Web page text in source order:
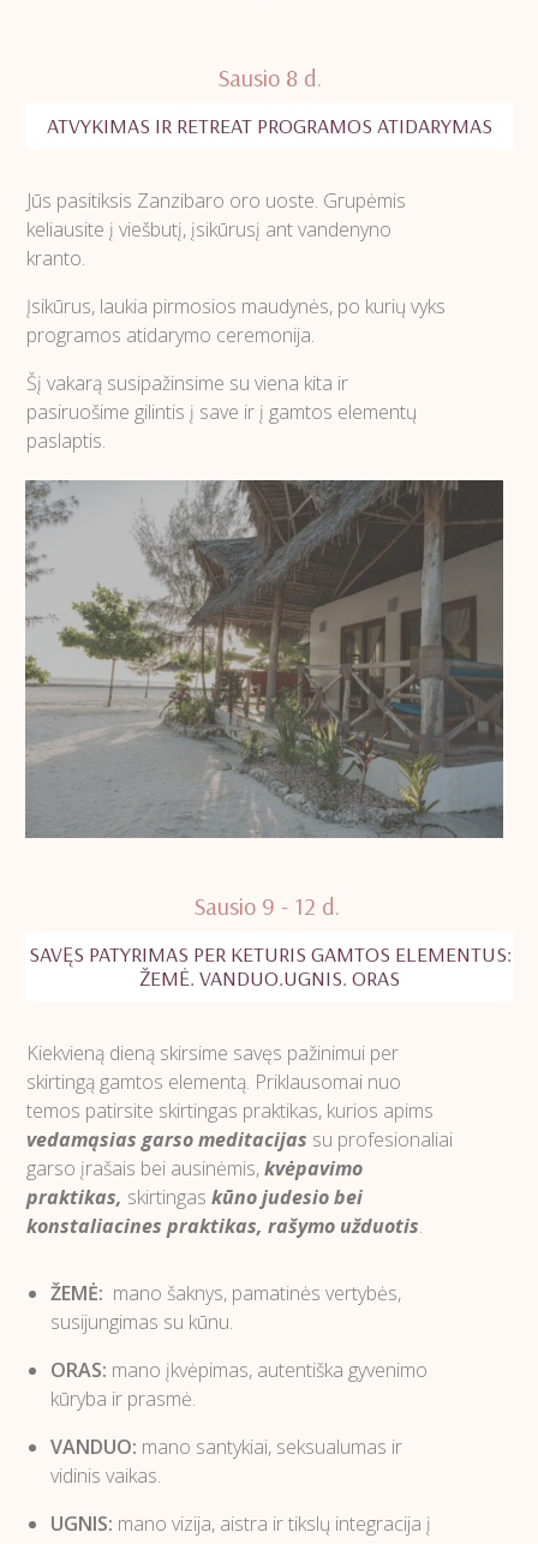
Sausio 8 d.
ATVYKIMAS IR RETREAT PROGRAMOS ATIDARYMAS
Jūs pasitiksis Zanzibaro oro uoste. Grupėmis
keliausite į viešbutį, įsikūrusį ant vandenyno
kranto.
Įsikūrus, laukia pirmosios maudynės, po kurių vyks
programos atidarymo ceremonija.
Šį vakarą susipažinsime su viena kita ir
pasiruošime gilintis į save ir į gamtos elementų
paslaptis.
Sausio 9 - 12 d.
SAVĘS PATYRIMAS PER KETURIS GAMTOS ELEMENTUS:
ŽEMĖ. VANDUO.UGNIS. ORAS
Kiekvieną dieną skirsime savęs pažinimui per
skirtingą gamtos elementą. Priklausomai nuo
temos patirsite skirtingas praktikas, kurios apims
vedamąsias garso meditacijas su profesionaliai
garso įrašais bei ausinėmis,kvėpavimo
praktikas, skirtingas kūno judesio bei
konstaliacines praktikas, rašymo užduotis.
ŽEMĖ: mano šaknys, pamatinės vertybės,
susijungimas su kūnu.
ORAS: mano įkvėpimas, autentiška gyvenimo
kūryba ir prasmė.
VANDUO: mano santykiai, seksualumas ir
vidinis vaikas.
UGNIS: mano vizija, aistra ir tikslų integracija į